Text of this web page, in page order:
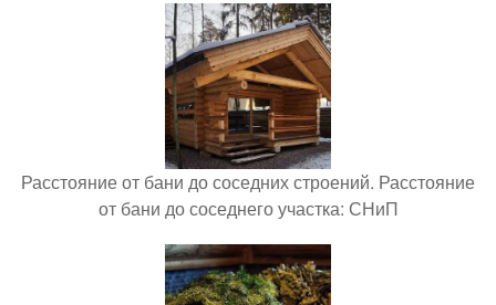
Расстояние от бани до соседних строений. Расстояние
от бани до соседнего участка: СНиП